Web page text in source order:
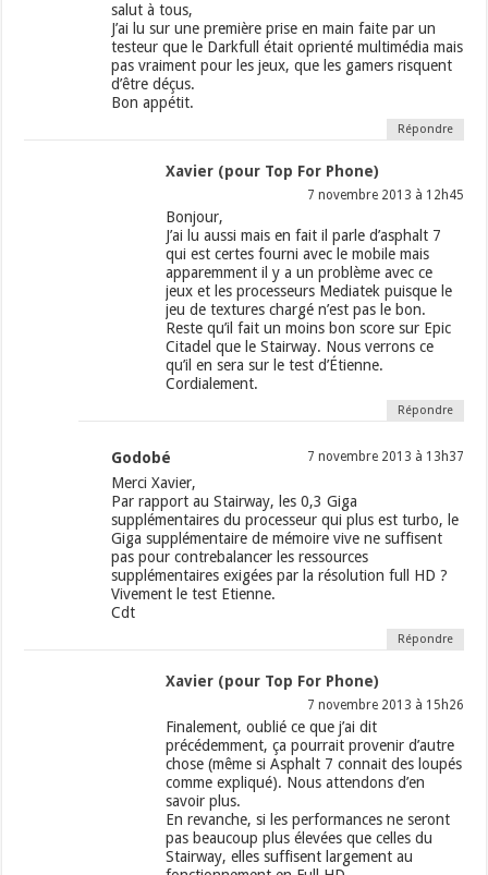
salut à tous,
J’ai lu sur une première prise en main faite par un
testeur que le Darkfull était oprienté multimédia mais
pas vraiment pour les jeux, que les gamers risquent
d’être déçus.
Bon appétit.
Répondre
Xavier (pour Top For Phone)
7 novembre 2013 à 12h45
Bonjour,
J’ai lu aussi mais en fait il parle d’asphalt 7
qui est certes fourni avec le mobile mais
apparemment il y a un problème avec ce
jeux et les processeurs Mediatek puisque le
jeu de textures chargé n’est pas le bon.
Reste qu’il fait un moins bon score sur Epic
Citadel que le Stairway. Nous verrons ce
qu’il en sera sur le test d’Étienne.
Cordialement.
Répondre
Godobé 7 novembre 2013 à 13h37
Merci Xavier,
Par rapport au Stairway, les 0,3 Giga
supplémentaires du processeur qui plus est turbo, le
Giga supplémentaire de mémoire vive ne suffisent
pas pour contrebalancer les ressources
supplémentaires exigées par la résolution full HD ?
Vivement le test Etienne.
Cdt
Répondre
Xavier (pour Top For Phone)
7 novembre 2013 à 15h26
Finalement, oublié ce que j’ai dit
précédemment, ça pourrait provenir d’autre
chose (même si Asphalt 7 connait des loupés
comme expliqué). Nous attendons d’en
savoir plus.
En revanche, si les performances ne seront
pas beaucoup plus élevées que celles du
Stairway, elles suffisent largement au